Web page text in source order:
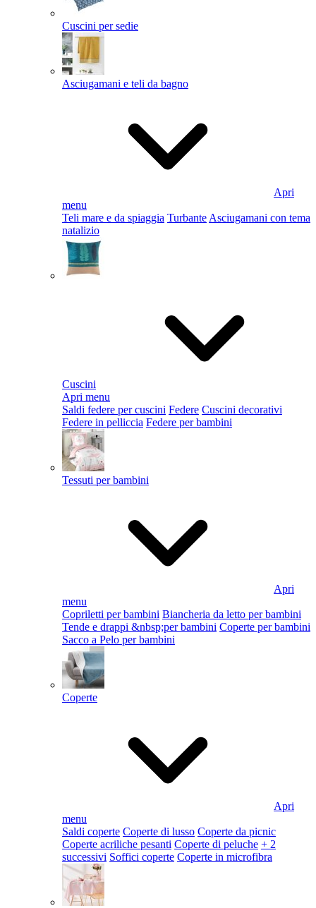
Cuscini per sedie
Asciugamani e teli da bagno
Apri
menu
Teli mare e da spiaggia Turbante Asciugamani con tema
natalizio
Cuscini
Apri menu
Saldi federe per cuscini Federe Cuscini decorativi
Federe in pelliccia Federe per bambini
Tessuti per bambini
Apri
menu
Copriletti per bambini Biancheria da letto per bambini
Tende e drappi &nbsp;per bambini Coperte per bambini
Sacco a Pelo per bambini
Coperte
Apri
menu
Saldi coperte Coperte di lusso Coperte da picnic
Coperte acriliche pesanti Coperte di peluche + 2
successivi Soffici coperte Coperte in microfibra